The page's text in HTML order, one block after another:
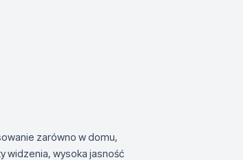
zarówno w domu,
widzenia, wysoka jasność